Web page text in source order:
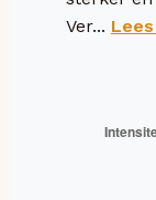
Ver...